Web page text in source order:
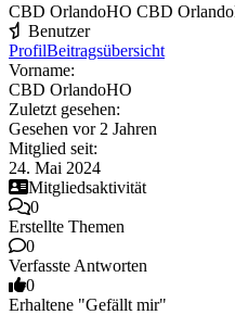
CBD OrlandoHO CBD
Benutzer
ProfilBeitragsübersicht
Vorname:
CBD OrlandoHO
Zuletzt gesehen:
Gesehen vor 2 Jahren
Mitglied seit:
24. Mai 2024
Mitgliedsaktivität
0
Erstellte Themen
0
Verfasste Antworten
0
Erhaltene "Gefällt mir"